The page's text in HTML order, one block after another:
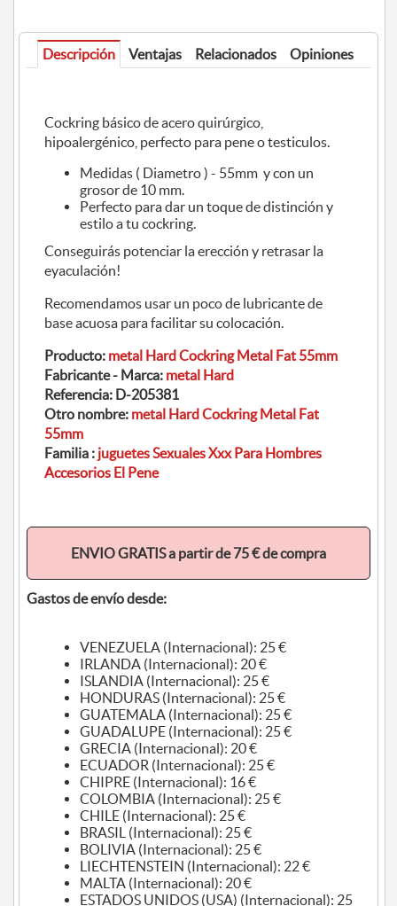
Descripción Ventajas Relacionados Opiniones
Cockring básico de acero quirúrgico,
hipoalergénico, perfecto para pene o testiculos.
Medidas ( Diametro ) - 55mm y con un
grosor de 10 mm.
Perfecto para dar un toque de distinción y
estilo a tu cockring.
Conseguirás potenciar la erección y retrasar la
eyaculación!
Recomendamos usar un poco de lubricante de
base acuosa para facilitar su colocación.
Producto: metal Hard Cockring Metal Fat 55mm
Fabricante - Marca: metal Hard
Referencia: D-205381
Otro nombre: metal Hard Cockring Metal Fat
55mm
Familia : juguetes Sexuales Xxx Para Hombres
Accesorios El Pene
ENVIO GRATIS a partir de 75 € de compra
Gastos de envío desde:
VENEZUELA (Internacional): 25 €
IRLANDA (Internacional): 20 €
ISLANDIA (Internacional): 25 €
HONDURAS (Internacional): 25 €
GUATEMALA (Internacional): 25 €
GUADALUPE (Internacional): 25 €
GRECIA (Internacional): 20 €
ECUADOR (Internacional): 25 €
CHIPRE (Internacional): 16 €
COLOMBIA (Internacional): 25 €
CHILE (Internacional): 25 €
BRASIL (Internacional): 25 €
BOLIVIA (Internacional): 25 €
LIECHTENSTEIN (Internacional): 22 €
MALTA (Internacional): 20 €
ESTADOS UNIDOS (USA) (Internacional): 25